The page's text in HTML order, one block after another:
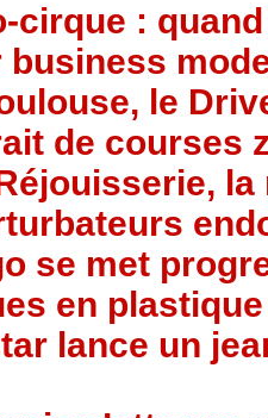
cirque :
business
le
de courses
se met
en
lance un